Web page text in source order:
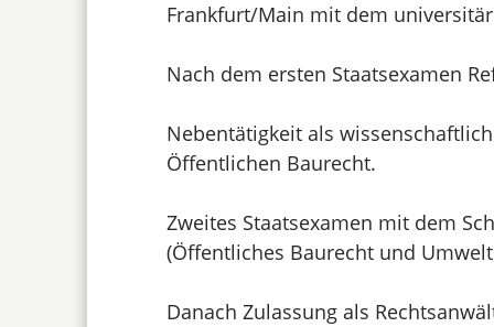
Frankfurt/Main mit dem
Nach dem ersten Staatsexamen
Nebentätigkeit als
Öffentlichen Baurecht.
Zweites Staatsexamen mit dem
(Öffentliches Baurecht und
Danach Zulassung als